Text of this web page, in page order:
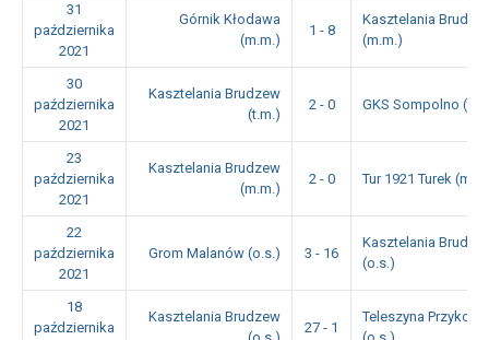
31
października
2021
Górnik Kłodawa
(m.m.)
1 - 8
Kasztelania
(m.m.)
30
października
2021
Kasztelania Brudzew
(t.m.)
2 - 0 GKS Sompolno
23
października
2021
Kasztelania Brudzew
(m.m.)
2 - 0 Tur 1921 Turek
22
października
2021
Grom Malanów (o.s.) 3 - 16
Kasztelania
(o.s.)
18
października
Kasztelania Brudzew
27 - 1
Teleszyna Przykona